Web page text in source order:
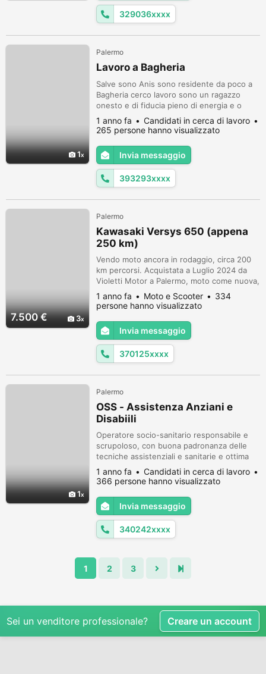
Cordiali saluti
329036xxxx
1
Palermo
Lavoro a Bagheria
Salve sono Anis sono residente da poco a
Bagheria cerco lavoro sono un ragazzo
onesto e di fiducia pieno di energia e o
tante voglie di trovare un lavoro ,come
esperienza lavorativa o tante attestati come
salumiere autista patente b badante o 6
anni di esperienza o attestati di giardiniere
qualificato, archivista , Sono un ragazzo
tutto fare
1 anno fa
Candidati in cerca di lavoro
265 persone hanno visualizzato
Invia messaggio
393293xxxx
7.500 € 3
Palermo
Kawasaki Versys 650 (appena
250 km)
Vendo moto ancora in rodaggio, circa 200
km percorsi. Acquistata a Luglio 2024 da
Violetti Motor a Palermo, moto come nuova,
optional aggiunti Bauletto più staffa,
paramani originali e porta usb originale.
Praticamente nuova. No perditempo no
affaristi ma solo gente realmente
interessata. NON RISPONDO AD OFFERTE
IMPROPONIBILI.
1 anno fa Moto e Scooter
334
persone hanno visualizzato
Invia messaggio
370125xxxx
1
Palermo
OSS - Assistenza Anziani e
Disabiili
Operatore socio-sanitario responsabile e
scrupoloso, con buona padronanza delle
tecniche assistenziali e sanitarie e ottima
capacità di gestione del paziente e di cura e
attenzione alla persona assistita, acquisita
in ambito formativo e lavorativo. Disponibile
alla turnazione occupandosi con
competenza di pazienti con diverse
esigenze. Documentata competenza...
1 anno fa
Candidati in cerca di lavoro
366 persone hanno visualizzato
Invia messaggio
340242xxxx
1 2 3
Sei un venditore professionale? Creare un account